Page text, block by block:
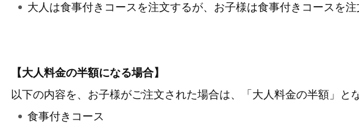
大人は食事付きコースを注文するが、お子様は食事付きコースを
【大人料金の半額になる場合】
以下の内容を、お子様がご注文された場合は、「大人料金の半額」と
食事付きコース